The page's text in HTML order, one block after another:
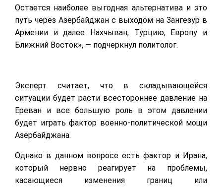
Остается наиболее выгодная альтернатива и это
путь через Азербайджан с выходом на Зангезур в
Армении и далее Нахчыван, Турцию, Европу и
Ближний Восток», — подчеркнул политолог.
Эксперт считает, что в складывающейся
ситуации будет расти всестороннее давление на
Ереван и все большую роль в этом давлении
будет играть фактор военно-политической мощи
Азербайджана.
Однако в данном вопросе есть фактор и Ирана,
который нервно реагирует на проблемы,
касающиеся изменения границ или